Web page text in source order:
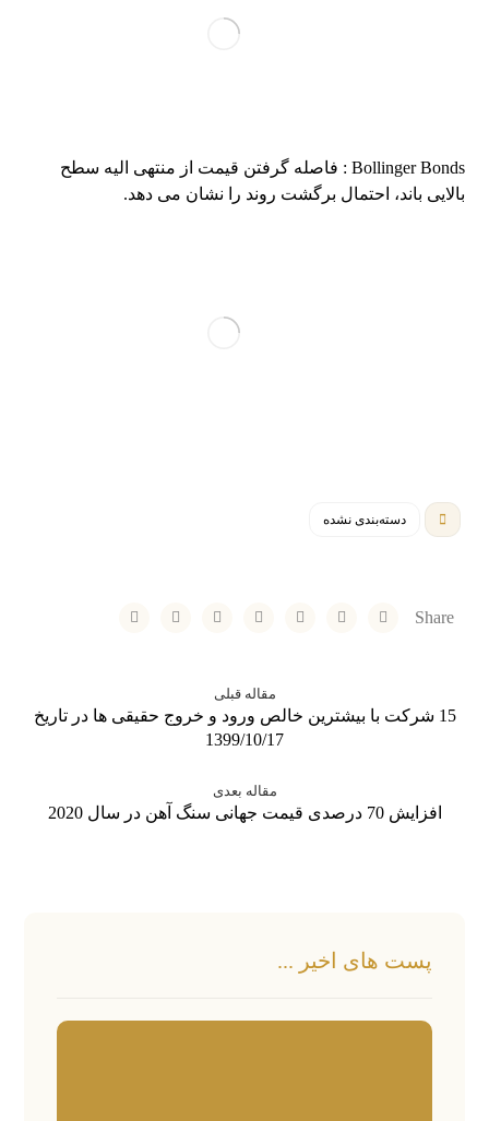
Bollinger Bonds : فاصله گرفتن قیمت از منتهی الیه سطح
بالایی باند، احتمال برگشت روند را نشان می دهد.
دسته‌بندی نشده
مقاله قبلی
15 شرکت با بیشترین خالص ورود و خروج حقیقی ها در تاریخ
1399/10/17
مقاله بعدی
افزایش 70 درصدی قیمت جهانی سنگ آهن در سال 2020
پست های اخیر ...